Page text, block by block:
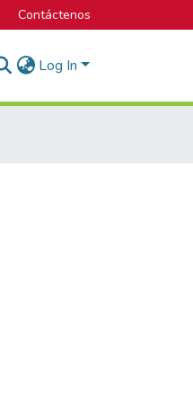
Contáctenos
Log In